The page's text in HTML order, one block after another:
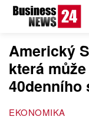
Americký
která
40denního
EKONOMIKA